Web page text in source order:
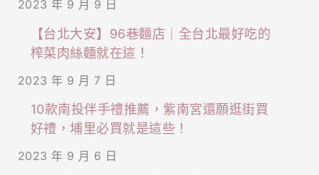
2023 年 9 月 9 日
【台北大安】96巷麵店｜全台北最好吃的
榨菜肉絲麵就在這！
2023 年 9 月 7 日
10款南投伴手禮推薦，紫南宮還願逛街買
好禮，埔里必買就是這些！
2023 年 9 月 6 日